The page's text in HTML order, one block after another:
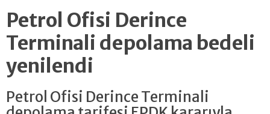
Petrol Ofisi Derince
Terminali depolama bedeli
yenilendi
Petrol Ofisi Derince Terminali